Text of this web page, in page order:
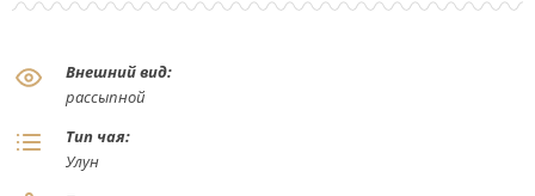
Внешний вид:
рассыпной
Тип чая:
Улун